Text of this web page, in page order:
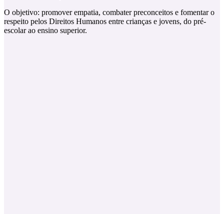
O objetivo: promover empatia, combater preconceitos e fomentar o
respeito pelos Direitos Humanos entre crianças e jovens, do pré-
escolar ao ensino superior.